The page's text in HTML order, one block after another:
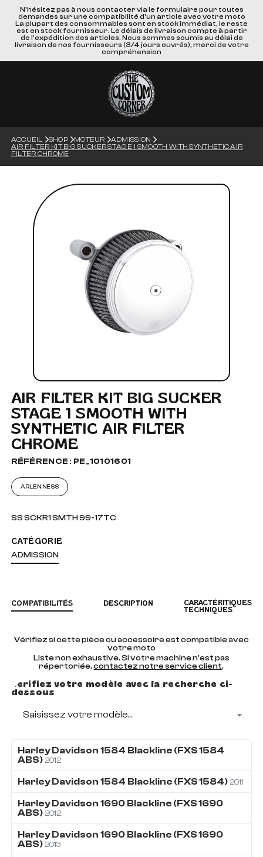
N'hésitez pas à nous contacter via le formulaire pour toutes
demandes sur une compatibilité d'un article avec votre moto
La plupart des consommables sont en stock immédiat, le reste
est en stock fournisseur. Le délais de livraison compte à partir
de l'expédition des articles. Nous sommes soumis au délai de
livraison de nos fournisseurs (3/4 jours ouvrés), merci de votre
compréhension
ACCUEIL SHOP MOTEUR
ADMISSION
AIR FILTER KIT BIG SUCKER STAGE 1 SMOOTH WITH SYNTHETIC AIR
FILTER CHROME
AIR FILTER KIT BIG SUCKER
STAGE 1 SMOOTH WITH
SYNTHETIC AIR FILTER
CHROME
RÉFÉRENCE : PE_10101601
ARLEN NESS
SS SCKR1 SMTH 99-17TC
CATÉGORIE
ADMISSION
COMPATIBILITÉS DESCRIPTION
CARACTÉRITIQUES
TECHNIQUES
Vérifiez si cette pièce ou accessoire est compatible avec
votre moto
Liste non exhaustive. Si votre machine n'est pas
répertoriée,contactez notre service client.
Vérifiez votre modèle avec la recherche ci-
dessous
Saisissez votre modèle...
Harley Davidson 1584 Blackline (FXS 1584
ABS) 2012
Harley Davidson 1584 Blackline (FXS 1584) 2011
Harley Davidson 1690 Blackline (FXS 1690
ABS) 2012
Harley Davidson 1690 Blackline (FXS 1690
ABS) 2013